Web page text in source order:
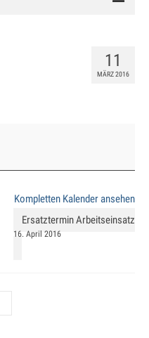
11
MÄRZ 2016
Kompletten Kalender ansehen
Ersatztermin Arbeitseinsatz
16. April 2016